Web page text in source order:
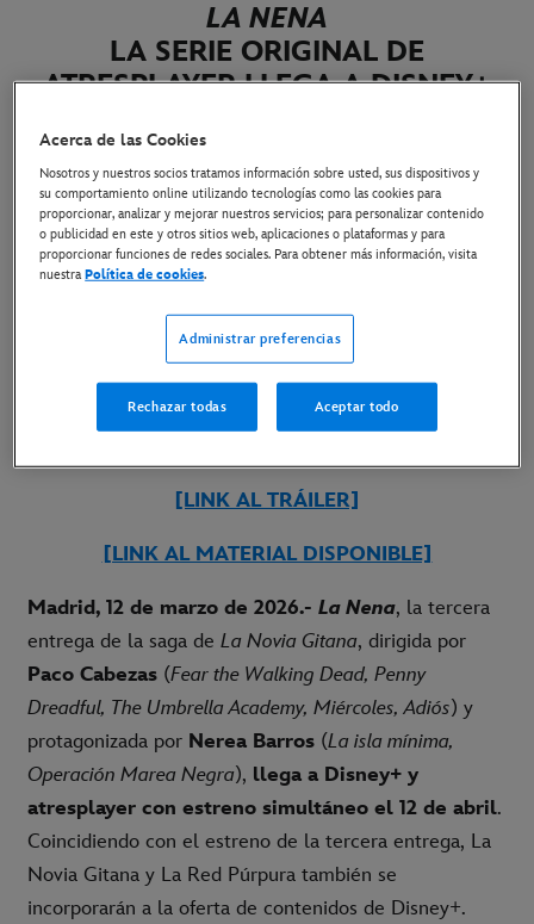
LA NENA
LA SERIE ORIGINAL DE
ATRESPLAYER LLEGA A DISNEY+
12 de marzo de 2026
La adaptación televisiva de la tercera entrega de
atresplayer el 12 de abril de forma simultánea
“La Novia Gitana” y “La Red Púrpura”, se
incorporarán a la oferta de contenidos de Disney+
[LINK AL TRÁILER]
[LINK AL MATERIAL DISPONIBLE]
Madrid, 12 de marzo de 2026.- La Nena, la tercera
entrega de la saga de La Novia Gitana, dirigida por
Paco Cabezas (Fear the Walking Dead, Penny
Dreadful, The Umbrella Academy, Miércoles, Adiós) y
protagonizada por Nerea Barros (La isla mínima,
Operación Marea Negra), llega a Disney+ y
atresplayer con estreno simultáneo el 12 de abril.
Coincidiendo con el estreno de la tercera entrega, La
Novia Gitana y La Red Púrpura también se
incorporarán a la oferta de contenidos de Disney+.
Acerca de las Cookies
Nosotros y nuestros socios tratamos información sobre usted, sus dispositivos y
su comportamiento online utilizando tecnologías como las cookies para
proporcionar, analizar y mejorar nuestros servicios; para personalizar contenido
o publicidad en este y otros sitios web, aplicaciones o plataformas y para
proporcionar funciones de redes sociales. Para obtener más información, visita
nuestraPolítica de cookies.
Administrar preferencias
Rechazar todas Aceptar todo